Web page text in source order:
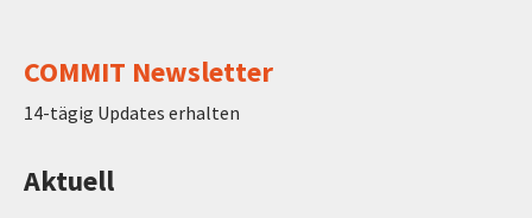
COMMIT Newsletter
14-tägig Updates erhalten
Aktuell